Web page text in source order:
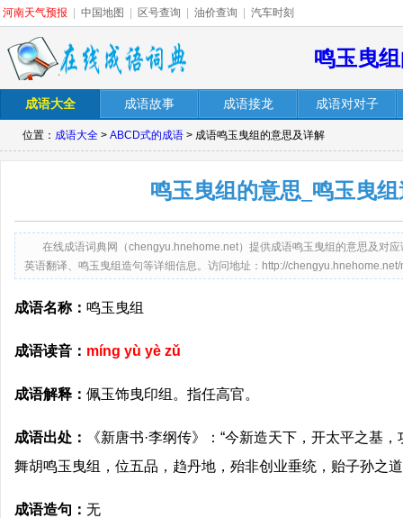
河南天气预报 中国地图 区号查询 油价查询 汽车时刻
鸣玉曳
成语大全 成语故事 成语接龙 成语对对子
位置： 成语大全 > ABCD式的成语 > 成语鸣玉曳组的意思及详解
鸣玉曳组的意思_鸣玉曳
在线成语词典网（chengyu.hnehome.net）提供成语鸣玉曳组的意思及对
英语翻译、鸣玉曳组造句等详细信息。访问地址：http://
成语名称： 鸣玉曳组
成语读音： míng yù yè zǔ
成语解释： 佩玉饰曳印组。指任高官。
成语出处：
《新唐书·李纲传》：“今新造天下，开太平之基
舞胡鸣玉曳组，位五品，趋丹地，殆非创业垂统，贻子孙之道
成语造句： 无